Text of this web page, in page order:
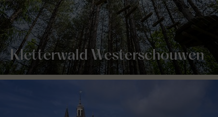
Kletterwald Westerschouwen